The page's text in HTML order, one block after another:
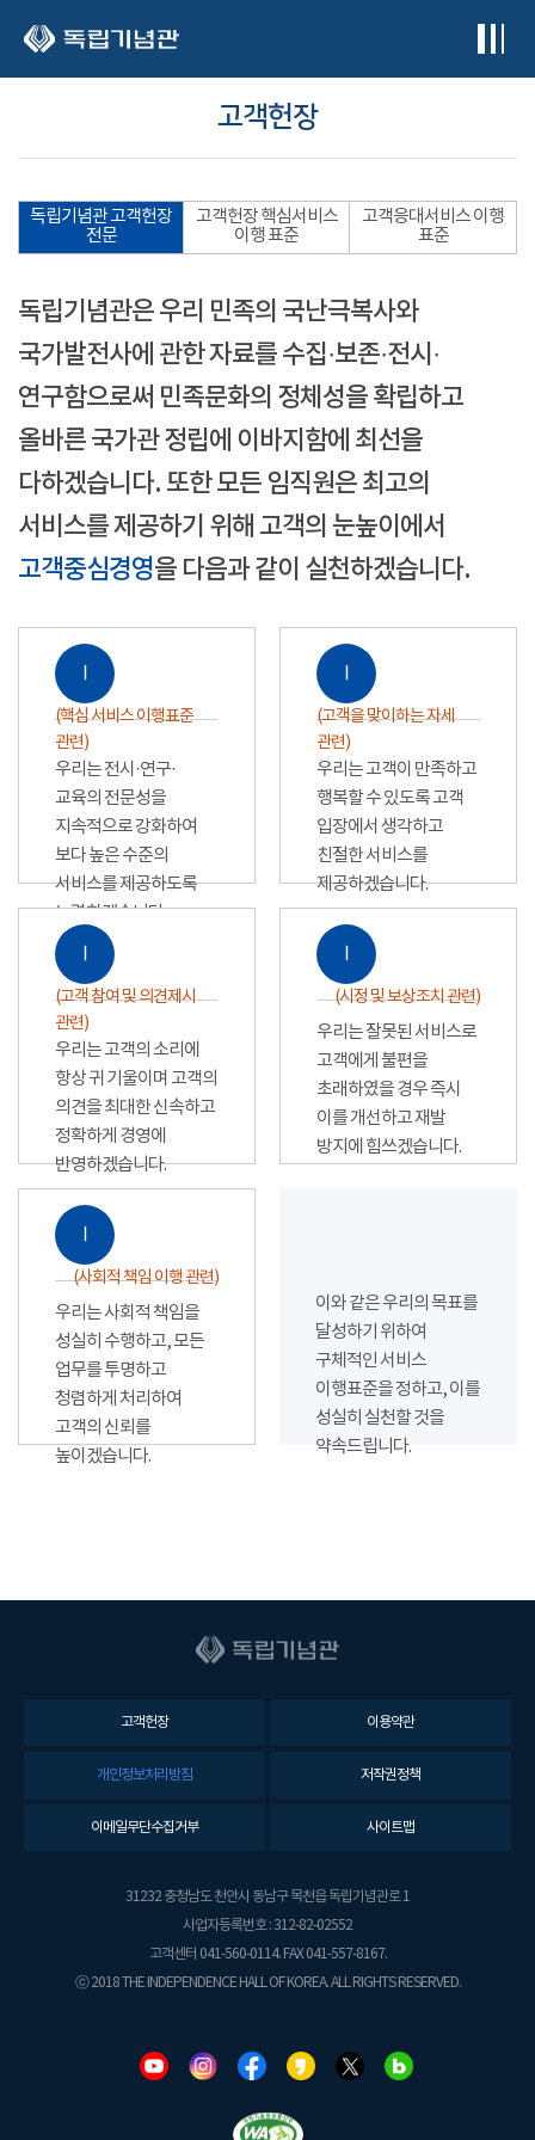
고객헌장
독립기념관 고객헌장
전문
고객헌장 핵심서비스
이행 표준
고객응대서비스 이행
표준
독립기념관은 우리 민족의 국난극복사와
국가발전사에 관한 자료를 수집·보존·전시·
연구함으로써 민족문화의 정체성을 확립하고
올바른 국가관 정립에 이바지함에 최선을
다하겠습니다. 또한 모든 임직원은 최고의
서비스를 제공하기 위해 고객의 눈높이에서
고객중심경영을 다음과 같이 실천하겠습니다.
Ⅰ
(핵심 서비스 이행표준
관련)
우리는 전시·연구·
교육의 전문성을
지속적으로 강화하여
보다 높은 수준의
서비스를 제공하도록
노력하겠습니다.
Ⅰ
(고객을 맞이하는 자세
관련)
우리는 고객이 만족하고
행복할 수 있도록 고객
입장에서 생각하고
친절한 서비스를
제공하겠습니다.
Ⅰ
(고객 참여 및 의견제시
관련)
우리는 고객의 소리에
항상 귀 기울이며 고객의
의견을 최대한 신속하고
정확하게 경영에
반영하겠습니다.
Ⅰ
(시정 및 보상조치 관련)
우리는 잘못된 서비스로
고객에게 불편을
초래하였을 경우 즉시
이를 개선하고 재발
방지에 힘쓰겠습니다.
Ⅰ
(사회적 책임 이행 관련)
우리는 사회적 책임을
성실히 수행하고, 모든
업무를 투명하고
청렴하게 처리하여
고객의 신뢰를
높이겠습니다.
이와 같은 우리의 목표를
달성하기 위하여
구체적인 서비스
이행표준을 정하고, 이를
성실히 실천할 것을
약속드립니다.
고객헌장 이용약관
개인정보처리방침 저작권정책
이메일무단수집거부 사이트맵
31232 충청남도 천안시 동남구 목천읍 독립기념관로 1
사업자등록번호 : 312-82-02552
고객센터 041-560-0114. FAX 041-557-8167.
ⓒ 2018 THE INDEPENDENCE HALL OF KOREA. ALL RIGHTS RESERVED.